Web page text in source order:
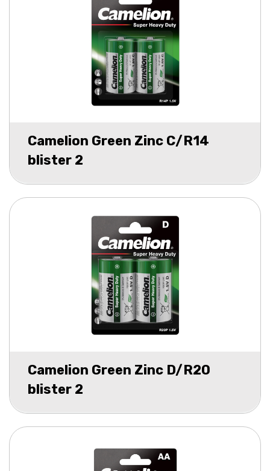
Camelion Green Zinc C/R14
blister 2
Camelion Green Zinc D/R20
blister 2